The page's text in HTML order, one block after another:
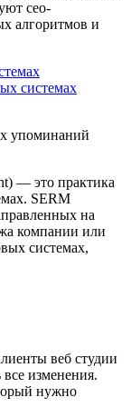
сео-
алгоритмов и
системах
упоминаний
— это практика
SERM
на
компании или
системах,
веб студии
изменения.
нужно